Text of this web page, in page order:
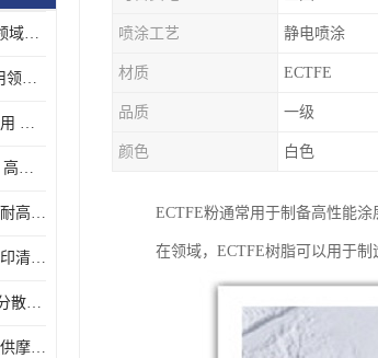
自润性好 F40 改善应用领域的耐热性 滑润性
运行稳定 PTFE 改善应用领域的耐热性 滑润性
聚乙烯细粉末 难水解 通用 氟茂
浙江PE蜡 分散剂润滑剂 高低熔点
聚氟烷氧基微粉 硬度大 耐高温性能好 良好的不粘性 功能性涂料
聚乙烯蜡粉 恒定平稳 套印清漆 无毒
聚醚砜乳液 将固体颗粒分散均匀 高分子聚合物 新的纳米涂层材料
聚乙烯蜡粉 不易泄漏 提供摩擦减少和润滑性能
喷涂工艺 静电喷涂
材质 ECTFE
品质 一级
颜色 白色
ECTFE粉通常用于制备高性能
在领域，ECTFE树脂可以用于